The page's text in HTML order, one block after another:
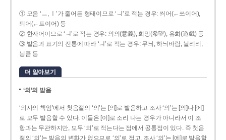
① 모음 ‘ㅡ, ㅣ’가 줄어든 형태이므로 ‘ㅢ’로 적는 경우: 씌어(←쓰이어),
틔어(←트이어) 등
② 한자어이므로 ‘ㅢ’로 적는 경우: 의의(意義), 희망(希望), 유희(遊戱) 등
③ 발음과 표기의 전통에 따라 ‘ㅢ’로 적는 경우: 무늬, 하늬바람, 늴리리,
닁큼 등
더 알아보기
‘의’의 발음
‘의사의 책임’에서 첫음절의 ‘의’는 [의]로 발음하고 조사 ‘의’는 [의]나 [에]
로 모두 발음할 수 있다. 이들은 [이]로 소리 나는 경우가 아니라서 이 조
항과는 무관하지만, 모두 ‘의’로 적는다는 점에서 공통점이 있다. 즉 첫음
절의 ‘의’는 발음의 변화가 없으므로 ‘의’로 적고, 조사 ‘의’는 [에]로 발음할